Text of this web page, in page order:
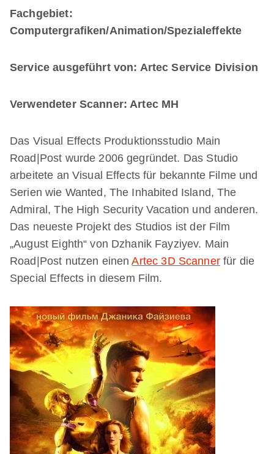
Fachgebiet:
Computergrafiken/Animation/Spezialeffekte
Service ausgeführt von: Artec Service Division
Verwendeter Scanner: Artec MH
Das Visual Effects Produktionsstudio Main
Road|Post wurde 2006 gegründet. Das Studio
arbeitete an Visual Effects für bekannte Filme und
Serien wie Wanted, The Inhabited Island, The
Admiral, The High Security Vacation und anderen.
Das neueste Projekt des Studios ist der Film
„August Eighth“ von Dzhanik Fayziyev. Main
Road|Post nutzen einenArtec 3D Scannerfür die
Special Effects in diesem Film.